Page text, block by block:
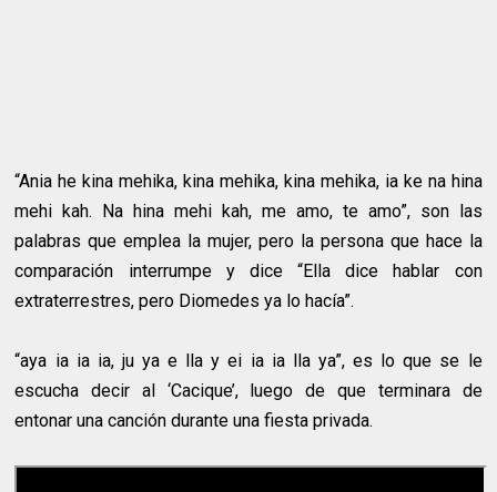
“Ania he kina mehika, kina mehika, kina mehika, ia ke na hina
mehi kah. Na hina mehi kah, me amo, te amo”, son las
palabras que emplea la mujer, pero la persona que hace la
comparación interrumpe y dice “Ella dice hablar con
extraterrestres, pero Diomedes ya lo hacía”.
“aya ia ia ia, ju ya e lla y ei ia ia lla ya”, es lo que se le
escucha decir al ‘Cacique’, luego de que terminara de
entonar una canción durante una fiesta privada.